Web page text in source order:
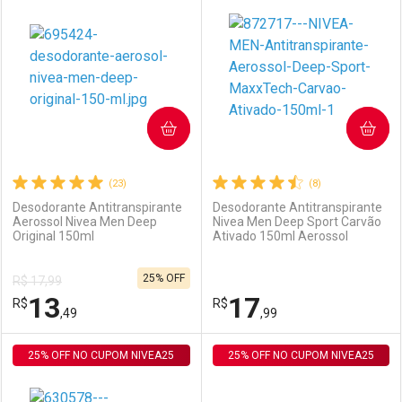
Laboratório
Ativar Desconto
Comprar sem Desconto
Por R$ 13,35/cada
Por Menos
Comprar sem Desconto
Por R$ 13,35/cada
Laboratório
Comprar sem Desconto
Por R$ 13,49/cada
Por Menos
Por R$ 13,49/cada
(23)
Desodorante Antitranspirante
Aerossol Nivea Men Deep
Original 150ml
R$ 17,99
R$13,49
25% OFF
COMPRAR
FECHAR
FECHAR
(8)
Desodorante Antitranspirante
Nivea Men Deep Sport Carvão
Ativado 150ml Aerossol
R$17,99
COMPRAR
25% OFF NO CUPOM NIVEA25 25% OFF NO CUPOM NIVEA25